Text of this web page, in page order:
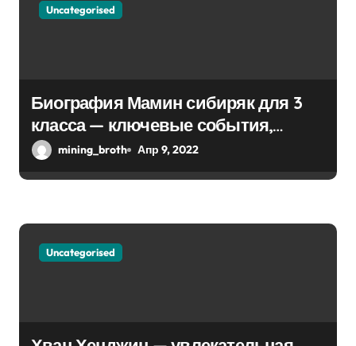
п
и
с
Uncategorised
Биография Мамин сибиряк для 3
класса — ключевые события,
достижения, история жизни
mining_broth Апр 9, 2022
Uncategorised